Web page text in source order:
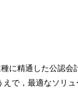
に精通した公認
で，最適なソリ